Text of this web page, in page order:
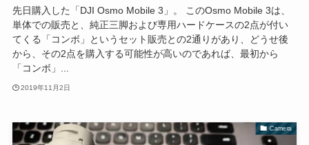
先日購入した「DJI Osmo Mobile 3」。 このOsmo Mobile 3は、
単体での販売と、純正三脚および専用ハードケースの2点が付い
てくる「コンボ」というセット販売との2通りがあり、どうせ後
から、その2点を購入する可能性が高いのであれば、最初から
「コンボ」...
2019年11月2日
Camera